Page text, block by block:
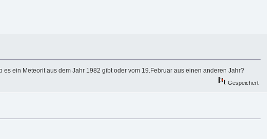
ein Meteorit aus dem Jahr 1982 gibt oder vom 19.Februar aus einen anderen Jahr?
Gespeichert